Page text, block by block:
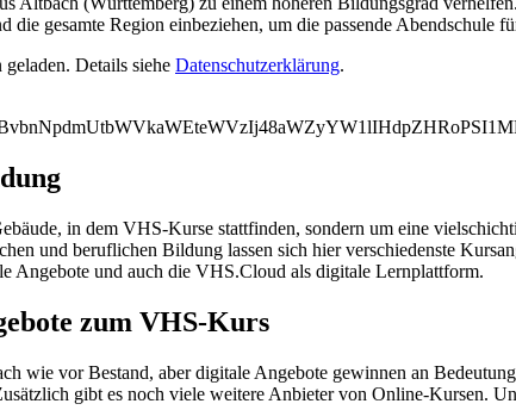
die gesamte Region einbeziehen, um die passende Abendschule
Details siehe Datenschutzerklärung.
in dem VHS-Kurse stattfinden, sondern um eine
und beruflichen Bildung lassen sich hier verschiedenste
Angebote und auch die VHS.Cloud als digitale Lernplattform.
zum VHS-Kurs
wie vor Bestand, aber digitale Angebote gewinnen an
gibt es noch viele weitere Anbieter von Online-Kursen.